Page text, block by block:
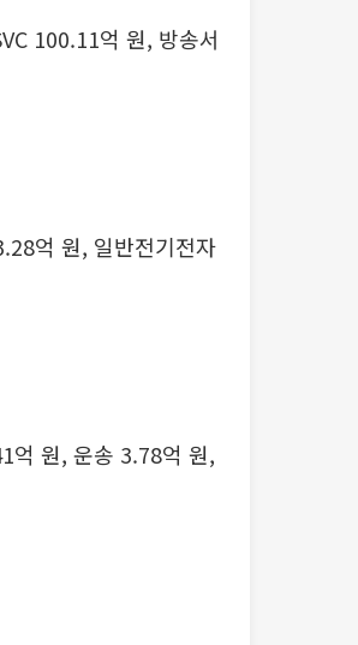
100.11억 원, 방송서
억 원, 일반전기전자
억 원, 운송 3.78억 원,